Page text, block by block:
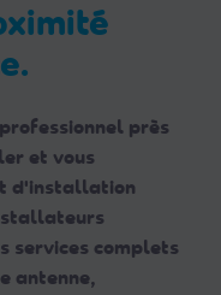
près
et vous
d'installation
services complets
antenne,